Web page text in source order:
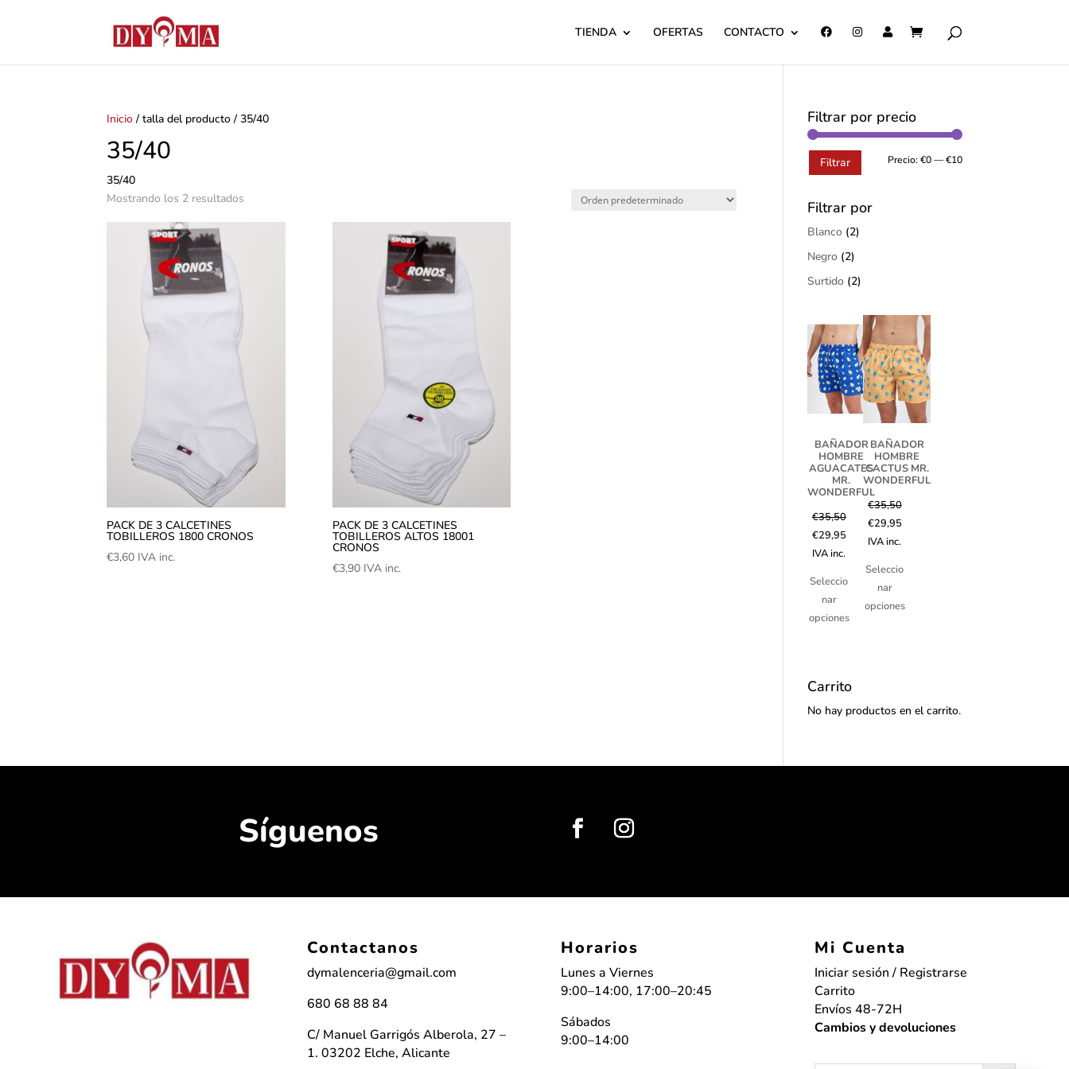
TIENDA OFERTAS CONTACTO
Inicio / talla del producto / 35/40
35/40
35/40
Mostrando los 2 resultados
PACK DE 3 CALCETINES
TOBILLEROS 1800 CRONOS
€3,60 IVA inc.
PACK DE 3 CALCETINES
TOBILLEROS ALTOS 18001
CRONOS
€3,90 IVA inc.
Filtrar por precio
Filtrar Precio: €0—€10
Filtrar por
Blanco (2)
Negro (2)
Surtido (2)
BAÑADOR
HOMBRE
AGUACATES
MR.
WONDERFUL
€35,50
€29,95
IVA inc.
Seleccio
nar
opciones
BAÑADOR
HOMBRE
CACTUS MR.
WONDERFUL
€35,50
€29,95
IVA inc.
Seleccio
nar
opciones
Carrito
No hay productos en el carrito.
Síguenos
Contactanos
dymalenceria@gmail.com
680 68 88 84
C/ Manuel Garrigós Alberola, 27 –
1. 03202 Elche, Alicante
Horarios
Lunes a Viernes
9:00–14:00, 17:00–20:45
Sábados
9:00–14:00
Mi Cuenta
Iniciar sesión / Registrarse
Carrito
Envíos 48-72H
Cambios y devoluciones